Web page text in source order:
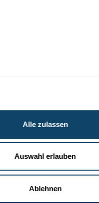
Alle zulassen
Auswahl erlauben
Ablehnen
ÄNDERN